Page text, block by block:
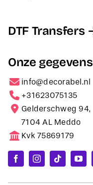
DTF Transfers
Onze gegevens
info@decorabel.nl
+31623075135
Gelderschweg 94,
7104 AL Meddo
Kvk 75869179